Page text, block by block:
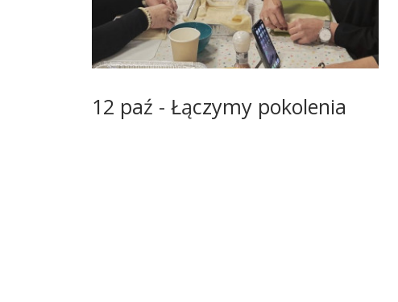
12 paź - Łączymy pokolenia